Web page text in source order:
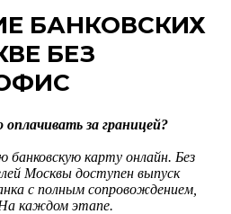
БАНКОВСКИХ
БЕЗ
за границей?
карту онлайн. Без
Москвы доступен выпуск
с полным сопровождением,
каждом этапе.